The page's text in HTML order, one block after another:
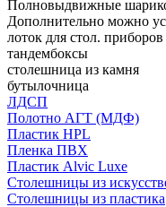
Полновыдвижные
Дополнительно можно
лоток для стол. приборов
тандембоксы
столешница из камня
бутылочница
ЛДСП
Полотно АГТ (МДФ)
Пластик HPL
Пленка ПВХ
Пластик Alvic Luxe
Столешницы из
Столешницы из пластика